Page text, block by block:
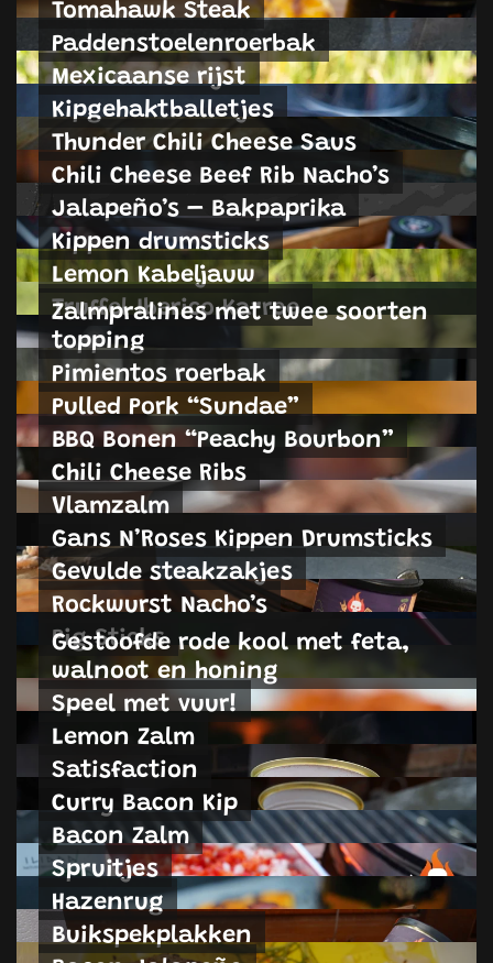
Tomahawk Steak
Paddenstoelenroerbak
Mexicaanse rijst
Kipgehaktballetjes
Thunder Chili Cheese Saus
Chili Cheese Beef Rib Nacho’s
Jalapeño’s – Bakpaprika
Kippen drumsticks
Lemon Kabeljauw
Truffel Iberico Karree
Zalmpralines met twee soorten
topping
Pimientos roerbak
Pulled Pork “Sundae”
BBQ Bonen “Peachy Bourbon”
Chili Cheese Ribs
Vlamzalm
Gans N’Roses Kippen Drumsticks
Gevulde steakzakjes
Rockwurst Nacho’s
Pig Sticks
Gestoofde rode kool met feta,
walnoot en honing
Speel met vuur!
Lemon Zalm
Satisfaction
Curry Bacon Kip
Bacon Zalm
Spruitjes
Hazenrug
Buikspekplakken